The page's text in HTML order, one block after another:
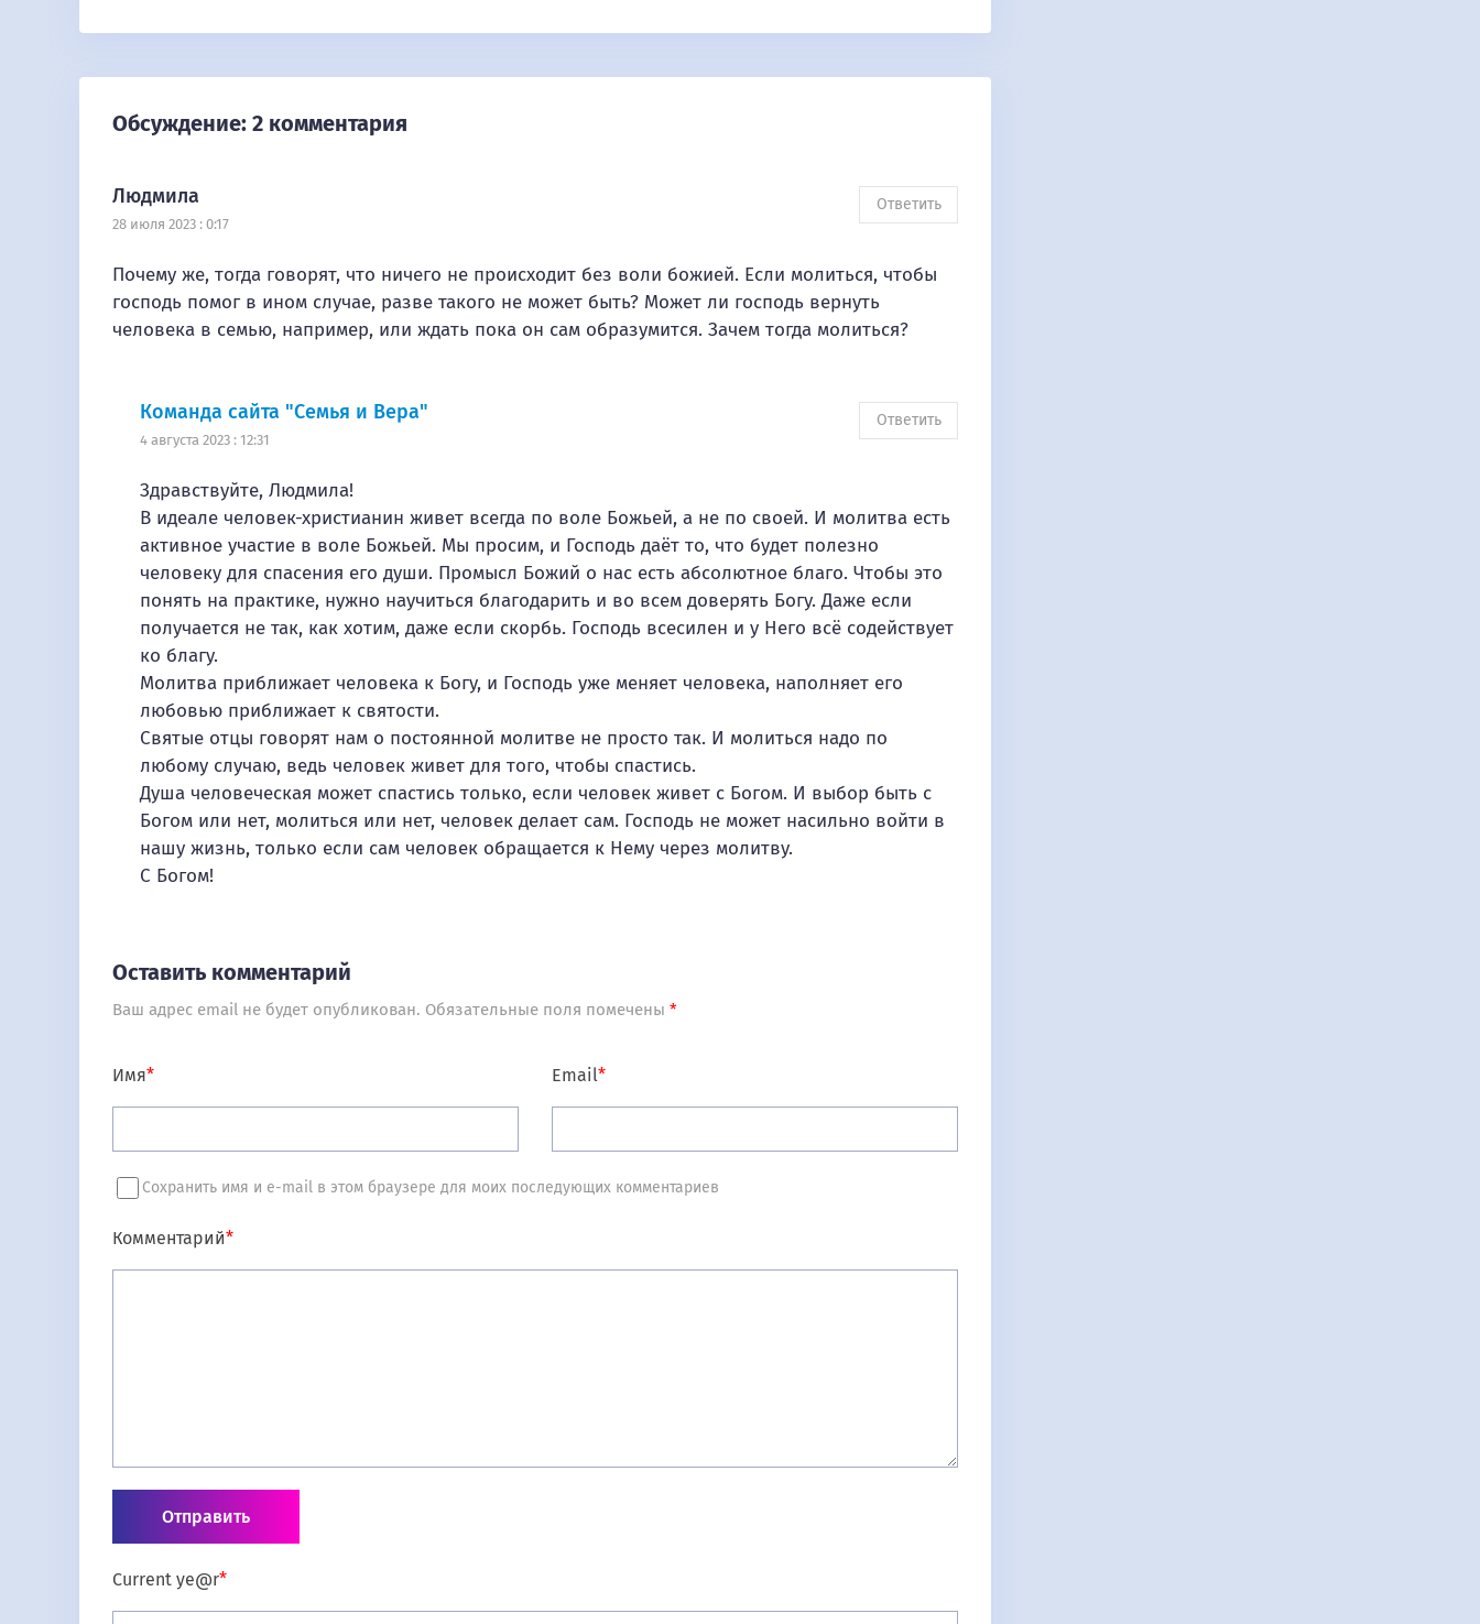
Обсуждение: 2 комментария
Людмила
28 июля 2023 : 0:17
Почему же, тогда говорят, что ничего не происходит без воли божией. Если молиться, чтобы
господь помог в ином случае, разве такого не может быть? Может ли господь вернуть
человека в семью, например, или ждать пока он сам образумится. Зачем тогда молиться?
Ответить
Команда сайта "Семья и Вера"
4 августа 2023 : 12:31
Здравствуйте, Людмила!
В идеале человек-христианин живет всегда по воле Божьей, а не по своей. И молитва есть
активное участие в воле Божьей. Мы просим, и Господь даёт то, что будет полезно
человеку для спасения его души. Промысл Божий о нас есть абсолютное благо. Чтобы это
понять на практике, нужно научиться благодарить и во всем доверять Богу. Даже если
получается не так, как хотим, даже если скорбь. Господь всесилен и у Него всё содействует
ко благу.
Молитва приближает человека к Богу, и Господь уже меняет человека, наполняет его
любовью приближает к святости.
Святые отцы говорят нам о постоянной молитве не просто так. И молиться надо по
любому случаю, ведь человек живет для того, чтобы спастись.
Душа человеческая может спастись только, если человек живет с Богом. И выбор быть с
Богом или нет, молиться или нет, человек делает сам. Господь не может насильно войти в
нашу жизнь, только если сам человек обращается к Нему через молитву.
С Богом!
Ответить
Оставить комментарий
Ваш адрес email не будет опубликован. Обязательные поля помечены *
Имя* Email*
Сохранить имя и e-mail в этом браузере для моих последующих комментариев
Комментарий*
Current ye@r*